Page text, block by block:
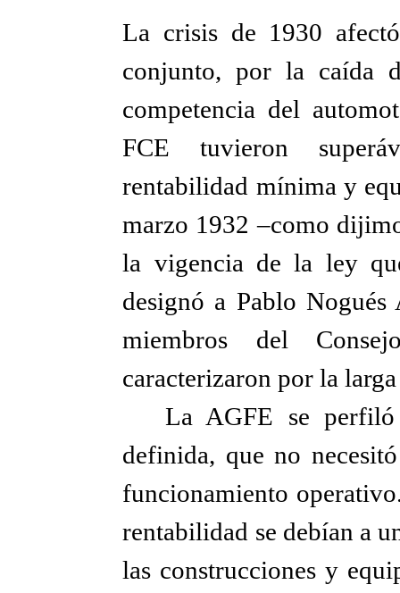
La crisis de 1930
conjunto, por la caída
competencia del
FCE tuvieron
rentabilidad mínima y
marzo 1932 –como
la vigencia de la ley
designó a Pablo
miembros del
caracterizaron por la
La AGFE se perfiló
definida, que no
funcionamiento
rentabilidad se debían a
las construcciones y